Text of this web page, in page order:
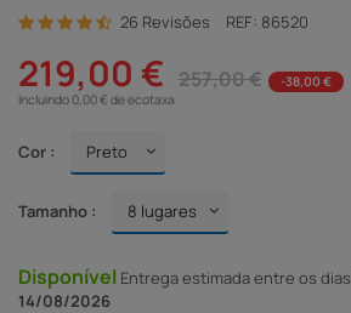
26 Revisões REF: 86520
219,00 € 257,00 €
-38,00 €
Incluindo 0,00 € de ecotaxa
Cor :
Tamanho :
Disponível Entregaestimada entre os dias
14/08/2026